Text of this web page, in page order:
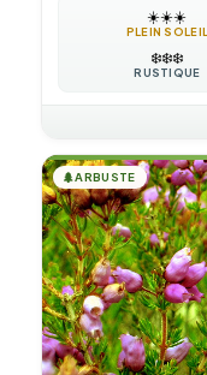
☀️☀️☀️
PLEIN SOLEIL
❄️❄️❄️
RUSTIQUE
🌲ARBUSTE